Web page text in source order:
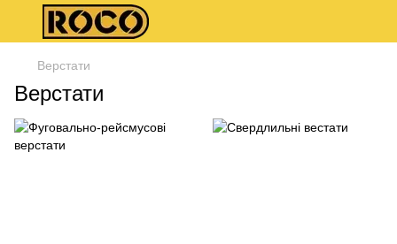
Верстати
Верстати